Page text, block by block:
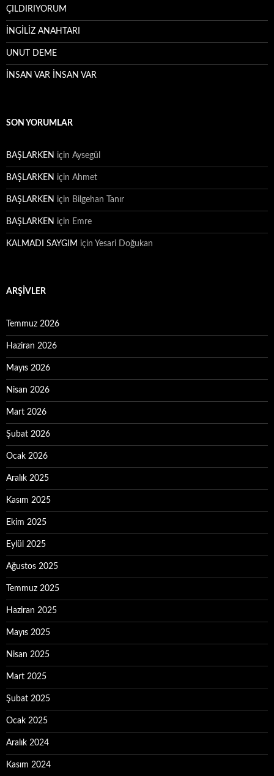
ÇILDIRIYORUM
İNGİLİZ ANAHTARI
UNUT DEME
İNSAN VAR İNSAN VAR
SON YORUMLAR
BAŞLARKEN için Aysegül
BAŞLARKEN için Ahmet
BAŞLARKEN için Bilgehan Tanır
BAŞLARKEN için Emre
KALMADI SAYGIM için Yesari Doğukan
ARŞIVLER
Temmuz 2026
Haziran 2026
Mayıs 2026
Nisan 2026
Mart 2026
Şubat 2026
Ocak 2026
Aralık 2025
Kasım 2025
Ekim 2025
Eylül 2025
Ağustos 2025
Temmuz 2025
Haziran 2025
Mayıs 2025
Nisan 2025
Mart 2025
Şubat 2025
Ocak 2025
Aralık 2024
Kasım 2024